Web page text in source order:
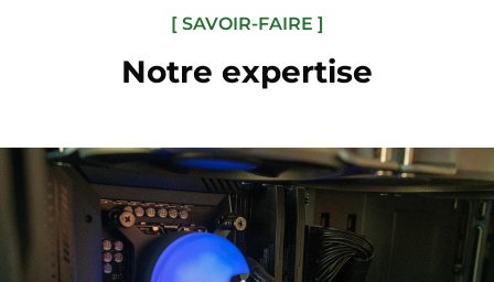
[ SAVOIR-FAIRE ]
Notre expertise